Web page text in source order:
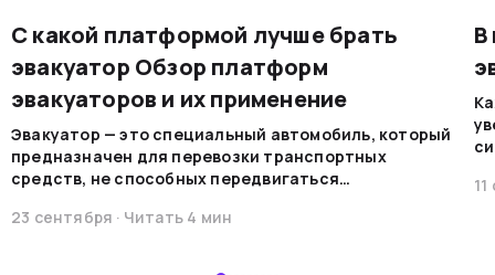
С какой платформой лучше брать
эвакуатор Обзор платформ
эвакуаторов и их применение
Эвакуатор — это специальный автомобиль, который
предназначен для перевозки транспортных
средств, не способных передвигаться
машины обеспечивают безопасную
23 сентября · Читать 4 мин
В